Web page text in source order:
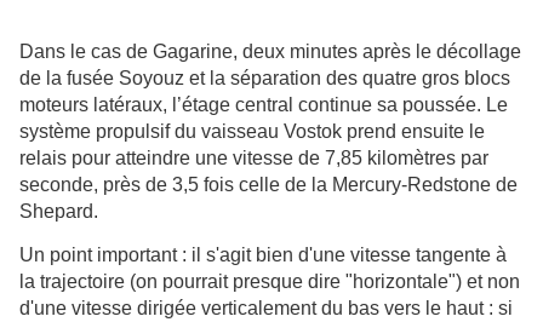
Dans le cas de Gagarine, deux minutes après le décollage
de la fusée Soyouz et la séparation des quatre gros blocs
moteurs latéraux, l’étage central continue sa poussée. Le
système propulsif du vaisseau Vostok prend ensuite le
relais pour atteindre une vitesse de 7,85 kilomètres par
seconde, près de 3,5 fois celle de la Mercury-Redstone de
Shepard.
Un point important : il s'agit bien d'une vitesse tangente à
la trajectoire (on pourrait presque dire "horizontale") et non
d'une vitesse dirigée verticalement du bas vers le haut : si